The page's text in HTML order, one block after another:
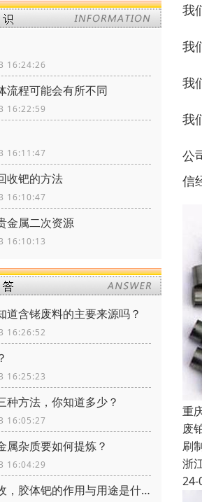
16:24:26
流程可能会有所不同
16:22:59
16:11:47
收钯的方法
16:10:47
金属二次资源
16:10:13
道含铑废料的主要来源吗？
16:26:52
16:25:23
种方法，你知道多少？
16:05:27
属杂质要如何提炼？
16:04:29
钯碳回收，钯水回收，胶体钯的作用与用途是什么
我
我
我
我
公
信
重
废
刷
浙
24-